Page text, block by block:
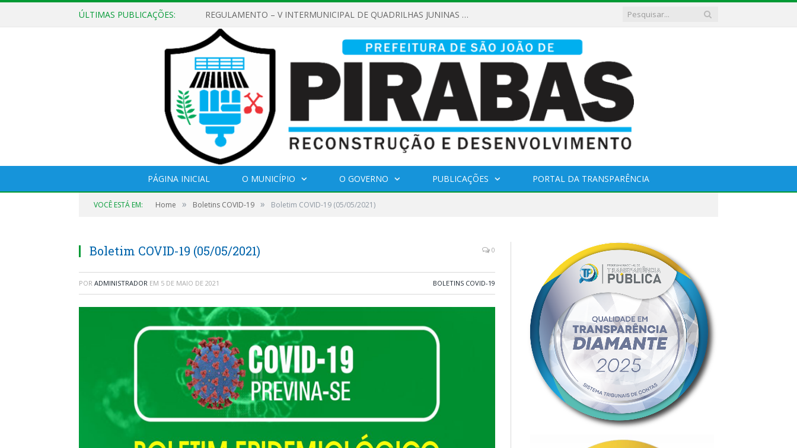
ÚLTIMAS PUBLICAÇÕES: REGULAMENTO – V INTERMUNICIPAL DE QUADRILHAS JUNINAS 2026
PÁGINA INICIAL O MUNICÍPIO O GOVERNO PUBLICAÇÕES PORTAL DA TRANSPARÊNCIA
VOCÊ ESTÁ EM: Home » Boletins COVID-19 » Boletim COVID-19 (05/05/2021)
Boletim COVID-19 (05/05/2021) 0
POR ADMINISTRADOR EM 5 DE MAIO DE 2021 BOLETINS COVID-19